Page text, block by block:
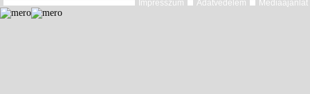
Impresszum Adatvédelem Médiaajánlat